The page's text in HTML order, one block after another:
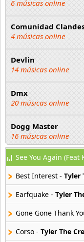
6 músicas online
Comunidad
4 músicas online
Devlin
14 músicas online
Dmx
20 músicas online
Dogg Master
16 músicas online
DUKI
91 músicas online
Elias Ayaviri
18 músicas online
33 músicas online
See You Again (Feat
Best Interest - Tyler
Earfquake - Tyler
Gone Gone Thank
Corso - Tyler The